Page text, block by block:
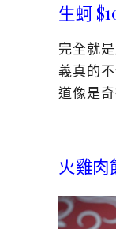
生蚵
完全就
義真的
道像是
火雞肉